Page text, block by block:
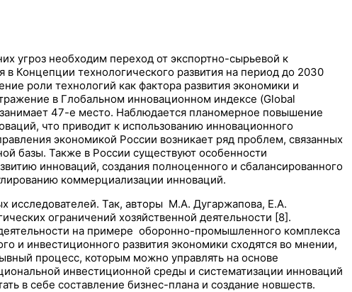
угроз необходим переход от экспортно-сырьевой к
Концепции технологического развития на период до 2030
роли технологий как фактора развития экономики и
в Глобальном инновационном индексе (Global
47-е место. Наблюдается планомерное повышение
что приводит к использованию инновационного
экономикой России возникает ряд проблем, связанных
базы. Также в России существуют особенности
инноваций, создания полноценного и сбалансированного
коммерциализации инноваций.
исследователей. Так, авторы М.А. Дугаржапова, Е.А.
ограничений хозяйственной деятельности [8].
на примере оборонно-промышленного комплекса
и инвестиционного развития экономики сходятся во мнении,
процесс, которым можно управлять на основе
инвестиционной среды и систематизации инноваций
в себе составление бизнес-плана и создание новшеств.